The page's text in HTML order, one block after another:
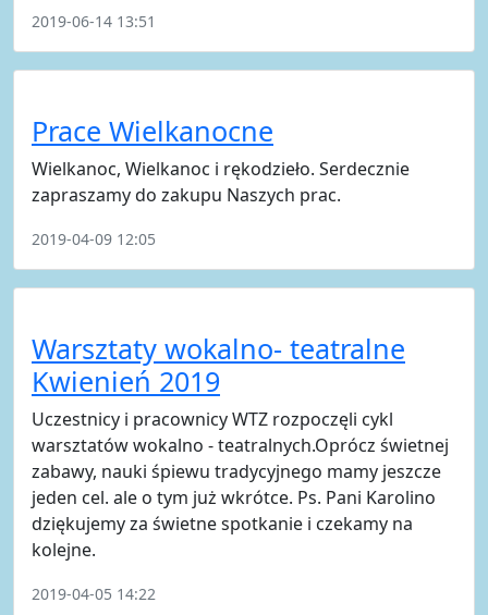
2019-06-14 13:51
Prace Wielkanocne
Wielkanoc, Wielkanoc i rękodzieło. Serdecznie
zapraszamy do zakupu Naszych prac.
2019-04-09 12:05
Warsztaty wokalno- teatralne
Kwienień 2019
Uczestnicy i pracownicy WTZ rozpoczęli cykl
warsztatów wokalno - teatralnych.Oprócz świetnej
zabawy, nauki śpiewu tradycyjnego mamy jeszcze
jeden cel. ale o tym już wkrótce. Ps. Pani Karolino
dziękujemy za świetne spotkanie i czekamy na
kolejne.
2019-04-05 14:22